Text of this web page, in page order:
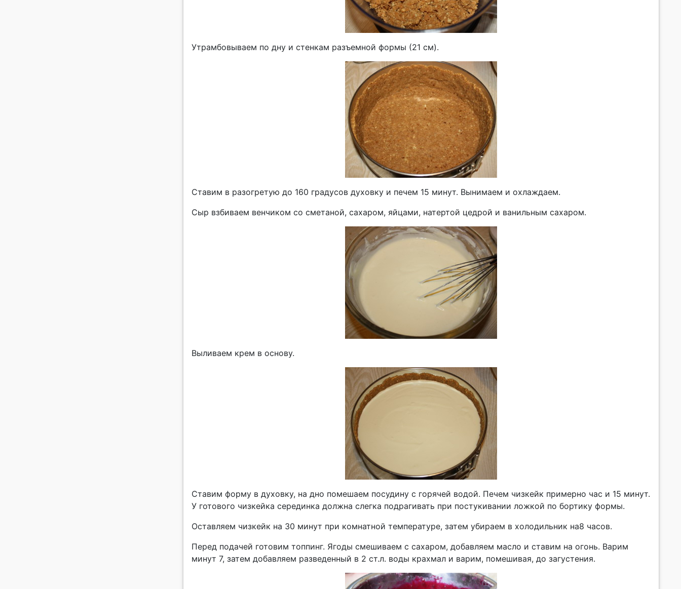
Утрамбовываем по дну и стенкам разъемной формы (21 см).
Ставим в разогретую до 160 градусов духовку и печем 15 минут. Вынимаем и охлаждаем.
Сыр взбиваем венчиком со сметаной, сахаром, яйцами, натертой цедрой и ванильным сахаром.
Выливаем крем в основу.
Ставим форму в духовку, на дно помешаем посудину с горячей водой. Печем чизкейк примерно час и 15 минут.
У готового чизкейка серединка должна слегка подрагивать при постукивании ложкой по бортику формы.
Оставляем чизкейк на 30 минут при комнатной температуре, затем убираем в холодильник на8 часов.
Перед подачей готовим топпинг. Ягоды смешиваем с сахаром, добавляем масло и ставим на огонь. Варим
минут 7, затем добавляем разведенный в 2 ст.л. воды крахмал и варим, помешивая, до загустения.